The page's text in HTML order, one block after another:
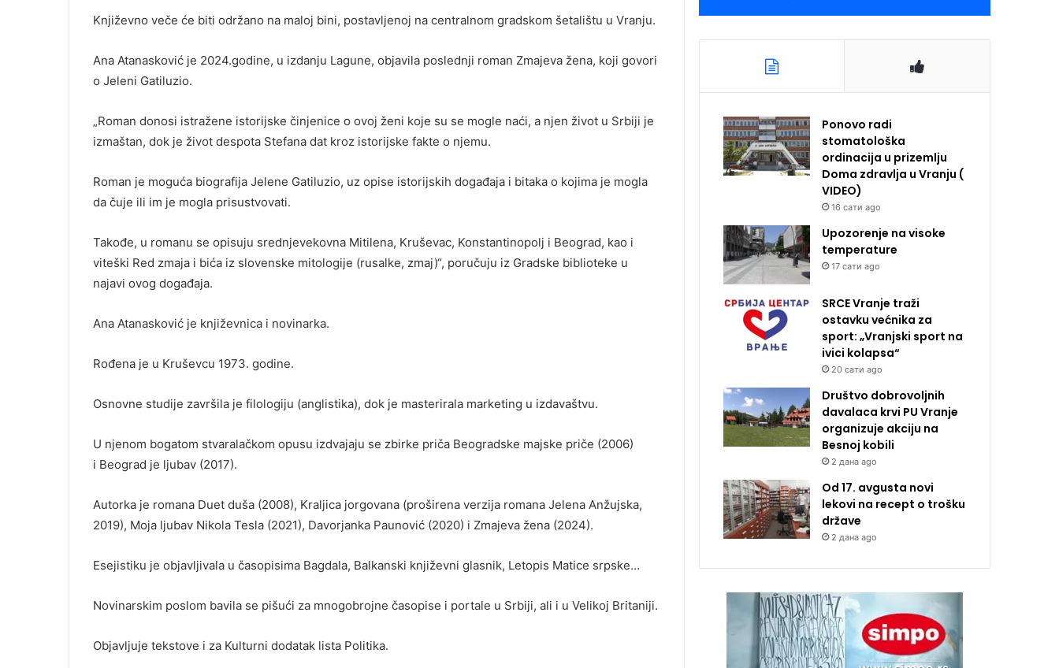
Književno veče će biti održano na maloj bini, postavljenoj na centralnom gradskom šetalištu u Vranju.
Ana Atanasković je 2024.godine, u izdanju Lagune, objavila poslednji roman Zmajeva žena, koji govori
o Jeleni Gatiluzio.
„Roman donosi istražene istorijske činjenice o ovoj ženi koje su se mogle naći, a njen život u Srbiji je
izmaštan, dok je život despota Stefana dat kroz istorijske fakte o njemu.
Roman je moguća biografija Jelene Gatiluzio, uz opise istorijskih događaja i bitaka o kojima je mogla
da čuje ili im je mogla prisustvovati.
Takođe, u romanu se opisuju srednjevekovna Mitilena, Kruševac, Konstantinopolj i Beograd, kao i
viteški Red zmaja i bića iz slovenske mitologije (rusalke, zmaj)“, poručuju iz Gradske biblioteke u
najavi ovog događaja.
Ana Atanasković je književnica i novinarka.
Rođena je u Kruševcu 1973. godine.
Osnovne studije završila je filologiju (anglistika), dok je masterirala marketing u izdavaštvu.
U njenom bogatom stvaralačkom opusu izdvajaju se zbirke priča Beogradske majske priče (2006)
i Beograd je ljubav (2017).
Autorka je romana Duet duša (2008), Kraljica jorgovana (proširena verzija romana Jelena Anžujska,
2019), Moja ljubav Nikola Tesla (2021), Davorjanka Paunović (2020) i Zmajeva žena (2024).
Esejistiku je objavljivala u časopisima Bagdala, Balkanski književni glasnik, Letopis Matice srpske…
Novinarskim poslom bavila se pišući za mnogobrojne časopise i portale u Srbiji, ali i u Velikoj Britaniji.
Objavljuje tekstove i za Kulturni dodatak lista Politika.
Ponovo radi
stomatološka
ordinacija u prizemlju
Doma zdravlja u Vranju (
VIDEO)
16 сати ago
Upozorenje na visoke
temperature
17 сати ago
SRCE Vranje traži
ostavku većnika za
sport: „Vranjski sport na
ivici kolapsa“
20 сати ago
Društvo dobrovoljnih
davalaca krvi PU Vranje
organizuje akciju na
Besnoj kobili
2 дана ago
Od 17. avgusta novi
lekovi na recept o trošku
države
2 дана ago